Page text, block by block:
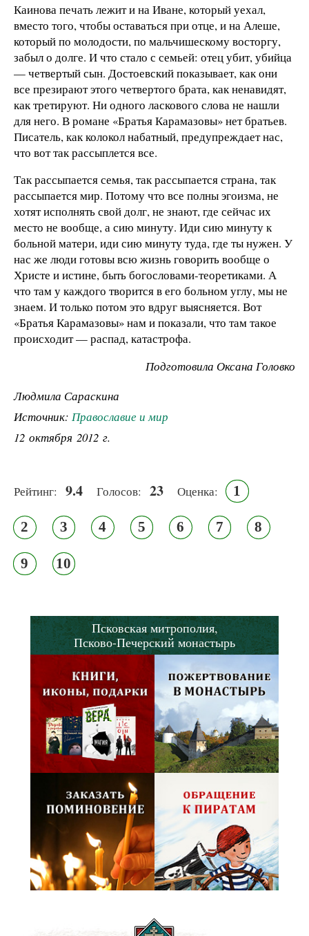
Каинова печать лежит и на Иване, который уехал,
вместо того, чтобы оставаться при отце, и на Алеше,
который по молодости, по мальчишескому восторгу,
забыл о долге. И что стало с семьей: отец убит, убийца
— четвертый сын. Достоевский показывает, как они
все презирают этого четвертого брата, как ненавидят,
как третируют. Ни одного ласкового слова не нашли
для него. В романе «Братья Карамазовы» нет братьев.
Писатель, как колокол набатный, предупреждает нас,
что вот так рассыплется все.
Так рассыпается семья, так рассыпается страна, так
рассыпается мир. Потому что все полны эгоизма, не
хотят исполнять свой долг, не знают, где сейчас их
место не вообще, а сию минуту. Иди сию минуту к
больной матери, иди сию минуту туда, где ты нужен. У
нас же люди готовы всю жизнь говорить вообще о
Христе и истине, быть богословами-теоретиками. А
что там у каждого творится в его больном углу, мы не
знаем. И только потом это вдруг выясняется. Вот
«Братья Карамазовы» нам и показали, что там такое
происходит — распад, катастрофа.
Подготовила Оксана Головко
Людмила Сараскина
Источник: Православие и мир
12 октября 2012 г.
Рейтинг: 9.4 Голосов: 23 Оценка: 1
2 3 4 5 6 7 8
9 10
Псковская митрополия,
Псково-Печерский монастырь